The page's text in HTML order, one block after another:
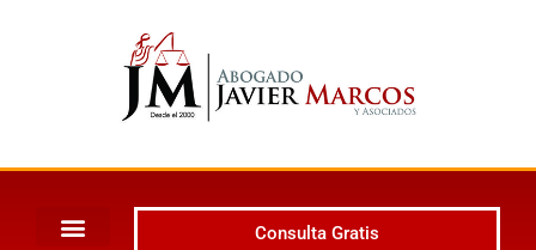
Consulta Gratis